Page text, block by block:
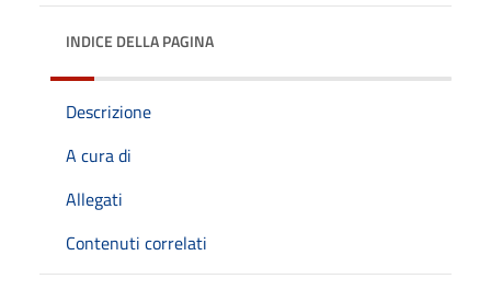
INDICE DELLA PAGINA
Descrizione
A cura di
Allegati
Contenuti correlati